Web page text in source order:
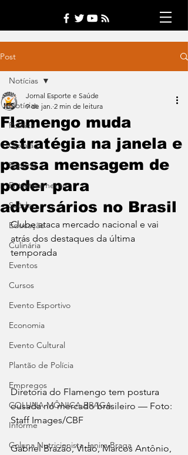
Post
Notícias
Política
Opinião
Esporte
Entretenimento
Saúde
Educação
Culinária
Eventos
Cursos
Evento Esportivo
Economia
Evento Cultural
Plantão de Polícia
Empregos
COLUNA MÔNICA BRAGA
Informe
Coluna Nutricionista Janira Braga
Notícias
Flamengo muda
estratégia na janela e
passa mensagem de
poder para
adversários no Brasil
Jornal Esporte e Saúde
9 de jan. 2 min de leitura
Clube ataca mercado nacional e vai
atrás dos destaques da última
temporada
Diretoria do Flamengo tem postura
ousada no mercado brasileiro — Foto:
Staff Images/CBF
Gabriel Brazão, Vitão, Marcos Antônio,